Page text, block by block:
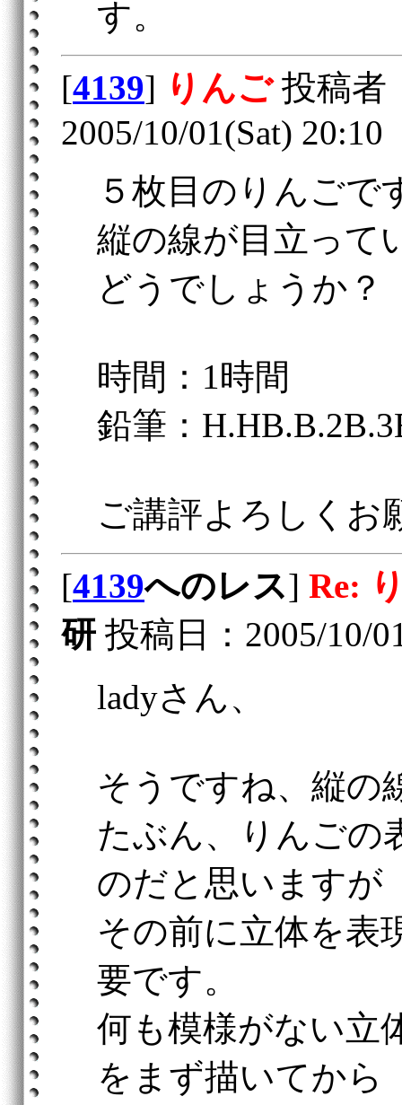
す。
[4139] りんご投稿者
2005/10/01(Sat) 20:10
５枚目のりんごで
縦の線が目立って
どうでしょうか？
時間：1時間
鉛筆：
ご講評よろしくお
[4139へのレス] Re:
研 投稿日：2005/10/
ladyさん、
そうですね、縦の
たぶん、りんごの
のだと思いますが
その前に立体を表
要です。
何も模様がない立
をまず描いてから